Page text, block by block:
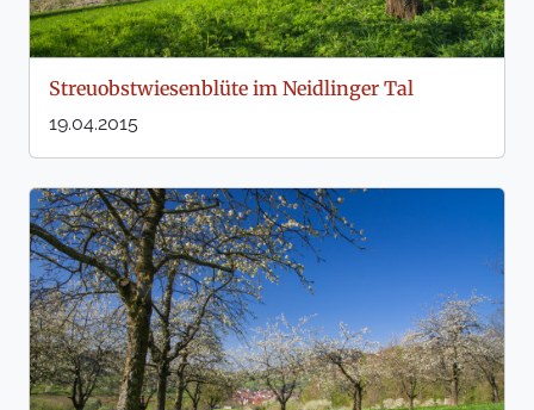
Streuobstwiesenblüte im Neidlinger Tal
19.04.2015